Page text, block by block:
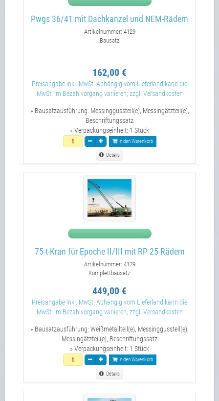
Pwgs 36/41 mit Dachkanzel und NEM-Rädern
Artikelnummer: 4129
Bausatz
162,00 €
Preisangabe inkl. MwSt. Abhängig vom Lieferland kann die
MwSt. im Bezahlvorgang variieren; zzgl. Versandkosten
» Bausatzausführung: Messinggussteil(e), Messingätzteil(e),
Beschriftungssatz
» Verpackungseinheit: 1 Stück
In den Warenkorb
Details
75-t-Kran für Epoche II/III mit RP 25-Rädern
Artikelnummer: 4179
Komplettbausatz
449,00 €
Preisangabe inkl. MwSt. Abhängig vom Lieferland kann die
MwSt. im Bezahlvorgang variieren; zzgl. Versandkosten
» Bausatzausführung: Weißmetallteil(e), Messinggussteil(e),
Messingätzteil(e), Beschriftungssatz
» Verpackungseinheit: 1 Stück
In den Warenkorb
Details